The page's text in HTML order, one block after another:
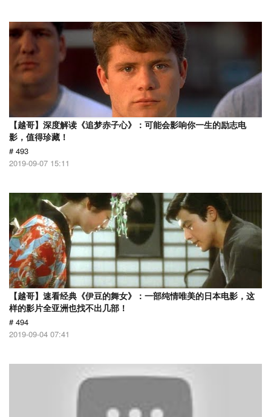
【越哥】深度解读《追梦赤子心》：可能会影响你一生的励志电
影，值得珍藏！
# 493
2019-09-07 15:11
【越哥】速看经典《伊豆的舞女》：一部纯情唯美的日本电影，这
样的影片全亚洲也找不出几部！
# 494
2019-09-04 07:41